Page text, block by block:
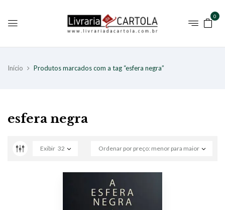
0
Início Produtos marcados com a tag “esfera negra”
esfera negra
Ordenar por preço: menor para maior
Exibir 32